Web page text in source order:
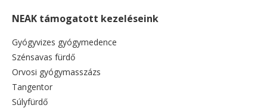
NEAK támogatott kezeléseink
Gyógyvizes gyógymedence
Szénsavas fürdő
Orvosi gyógymasszázs
Tangentor
Súlyfürdő